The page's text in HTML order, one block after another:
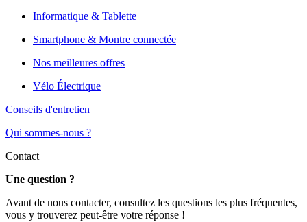
Informatique & Tablette
Smartphone & Montre connectée
Nos meilleures offres
Vélo Électrique
Conseils d'entretien
Qui sommes-nous ?
Contact
Une question ?
Avant de nous contacter, consultez les questions les plus fréquentes,
vous y trouverez peut-être votre réponse !